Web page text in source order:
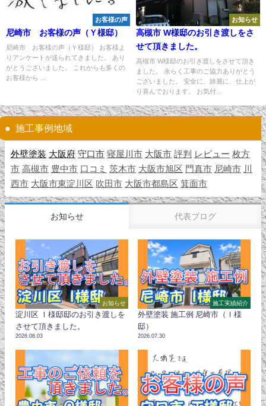
お客様の声
尼崎市 お客様の声（Ｙ様邸）
尼崎市 お客様の声（Ｙ様邸） お客様よ
りアンケートが送られてきました。 あり
がとうございました。 これからも多くの
お客様から ...
お知らせ
高槻市 W様邸のお引き渡しをさ
せて頂きました。
高槻市 W様邸のお引き渡しをさせて頂き
ました。 永らく工事のご協力ありがとう
ございました。 安全に、綺麗に、仕上が
り喜んでおります。 お気付...
施工事例地域
外壁塗装 大阪府 守口市 寝屋川市 大阪市 評判 レビュー 枚方
市 高槻市 豊中市 口コミ 茨木市 大阪市旭区 門真市 尼崎市 川
西市 大阪市東淀川区 吹田市 大阪市都島区 箕面市
お知らせ 代表ブログ
お知らせ
淀川区 Ｉ様邸邸のお引き渡しを
させて頂きました。
2026.08.03
施工実績紹介
外壁塗装 施工例 尼崎市（Ｉ様
邸）
2026.07.30